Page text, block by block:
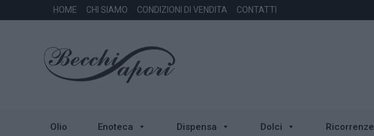
HOME CHI SIAMO CONDIZIONI DI VENDITA CONTATTI
Olio Enoteca Dispensa Dolci Ricorrenze